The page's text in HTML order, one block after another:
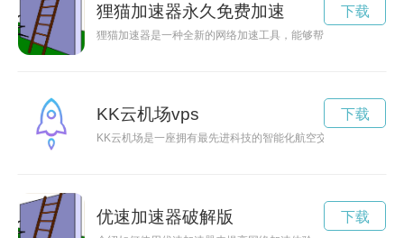
狸猫加速器永久免费加速
狸猫加速器是一种全新的网络加速工具，能够帮助用户高速稳
下载
KK云机场vps
KK云机场是一座拥有最先进科技的智能化航空交通枢纽，为未
下载
优速加速器破解版 下载